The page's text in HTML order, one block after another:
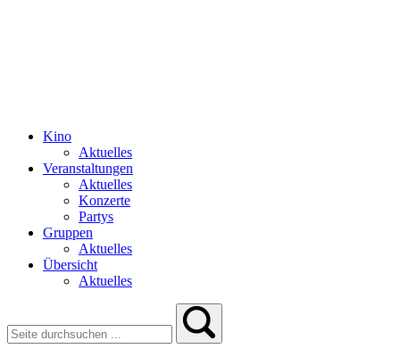
Kino
Aktuelles
Veranstaltungen
Aktuelles
Konzerte
Partys
Gruppen
Aktuelles
Übersicht
Aktuelles